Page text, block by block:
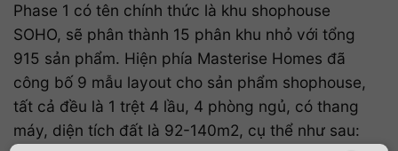
Phase 1 có tên chính thức là khu shophouse
SOHO, sẽ phân thành 15 phân khu nhỏ với tổng
915 sản phẩm. Hiện phía Masterise Homes đã
công bố 9 mẫu layout cho sản phẩm shophouse,
tất cả đều là 1 trệt 4 lầu, 4 phòng ngủ, có thang
máy, diện tích đất là 92-140m2, cụ thể như sau: